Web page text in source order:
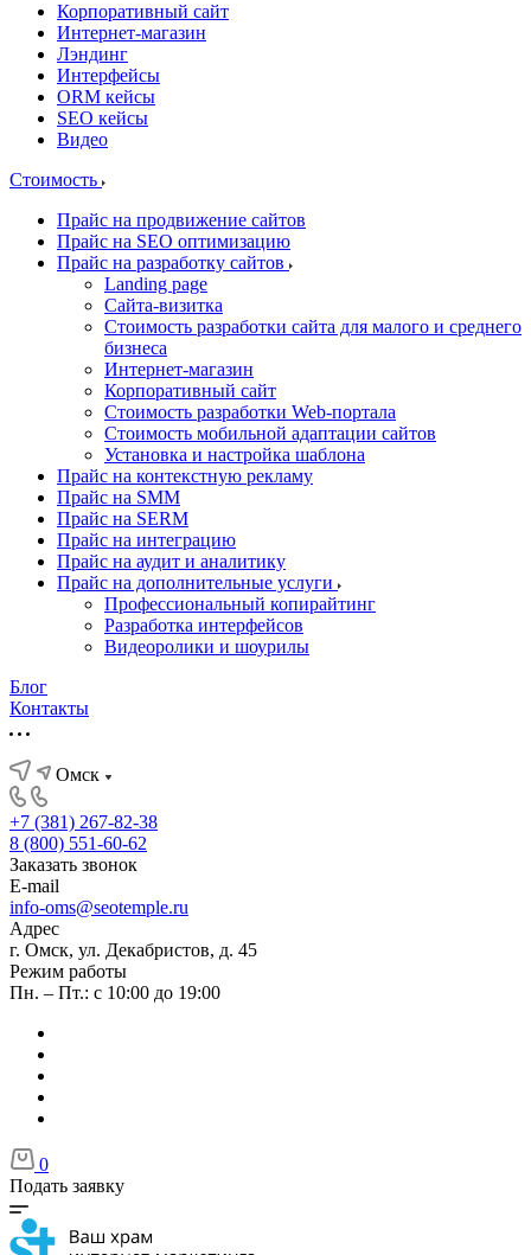
Корпоративный сайт
Интернет-магазин
Лэндинг
Интерфейсы
ORM кейсы
SEO кейсы
Видео
Стоимость
Прайс на продвижение сайтов
Прайс на SEO оптимизацию
Прайс на разработку сайтов
Landing page
Cайта-визитка
Стоимость разработки сайта для малого и среднего
бизнеса
Интернет-магазин
Корпоративный сайт
Стоимость разработки Web-портала
Стоимость мобильной адаптации сайтов
Установка и настройка шаблона
Прайс на контекстную рекламу
Прайс на SMM
Прайс на SERM
Прайс на интеграцию
Прайс на аудит и аналитику
Прайс на дополнительные услуги
Профессиональный копирайтинг
Разработка интерфейсов
Видеоролики и шоурилы
Блог
Контакты
Омск
+7 (381) 267-82-38
8 (800) 551-60-62
Заказать звонок
E-mail
info-oms@seotemple.ru
Адрес
г. Омск, ул. Декабристов, д. 45
Режим работы
Пн. – Пт.: с 10:00 до 19:00
0
Подать заявку